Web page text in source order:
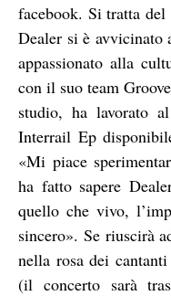
facebook. Si tratta
Dealer si è avvicinato
appassionato alla
con il suo team
studio, ha lavorato
Interrail Ep
«Mi piace
ha fatto sapere
quello che vivo,
sincero». Se riuscirà
nella rosa dei
(il concerto sarà